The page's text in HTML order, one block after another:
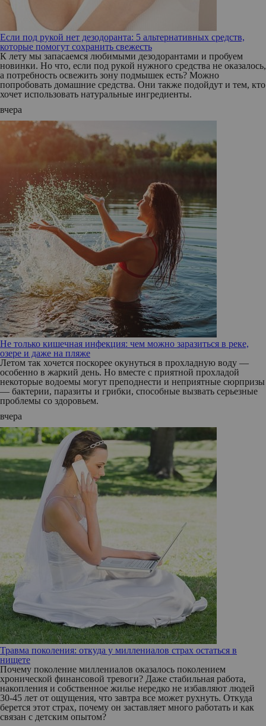
Если под рукой нет дезодоранта: 5 альтернативных средств,
которые помогут сохранить свежесть
К лету мы запасаемся любимыми дезодорантами и пробуем
новинки. Но что, если под рукой нужного средства не оказалось,
а потребность освежить зону подмышек есть? Можно
попробовать домашние средства. Они также подойдут и тем, кто
хочет использовать натуральные ингредиенты.
вчера
Не только кишечная инфекция: чем можно заразиться в реке,
озере и даже на пляже
Летом так хочется поскорее окунуться в прохладную воду —
особенно в жаркий день. Но вместе с приятной прохладой
некоторые водоемы могут преподнести и неприятные сюрпризы
— бактерии, паразиты и грибки, способные вызвать серьезные
проблемы со здоровьем.
вчера
Травма поколения: откуда у миллениалов страх остаться в
нищете
Почему поколение миллениалов оказалось поколением
хронической финансовой тревоги? Даже стабильная работа,
накопления и собственное жилье нередко не избавляют людей
30-45 лет от ощущения, что завтра все может рухнуть. Откуда
берется этот страх, почему он заставляет много работать и как
связан с детским опытом?